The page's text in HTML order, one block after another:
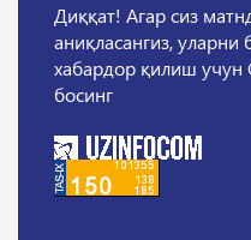
Диққат! Агар сиз
аниқласангиз,
хабардор қилиш учун
босинг